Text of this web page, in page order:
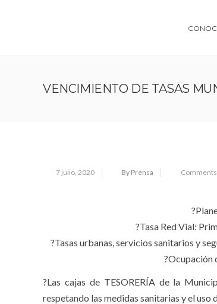
VENCIMIENTO DE TASAS
7 julio, 2020 By Prensa
?Tasa Red Vial:
?Tasas urbanas, servicios sanitarios y
?Ocupación
?Las cajas de TESORERÍA de la
respetando las medidas sanitarias y el uso